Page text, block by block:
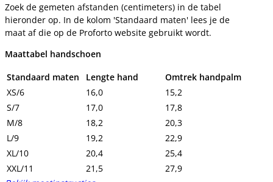
Zoek de gemeten afstanden (centimeters) in de tabel
hieronder op. In de kolom 'Standaard maten' lees je de
maat af die op de Proforto website gebruikt wordt.
Maattabel handschoen
Standaard maten
Lengte hand
Omtrek handpalm
XS/6
16,0
15,2
S/7
17,0
17,8
M/8
18,2
20,3
L/9
19,2
22,9
XL/10
20,4
25,4
XXL/11
21,5
27,9